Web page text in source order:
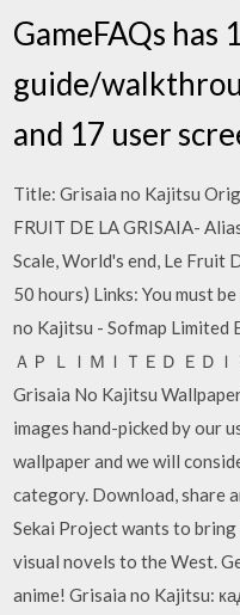
GameFAQs has
guide/
and 17 user
Title: Grisaia no Kajitsu
FRUIT DE LA GRISAIA-
Scale, World's end, Le Fruit
50 hours) Links: You must
no Kajitsu - Sofmap Limited
ＡＰ ＬＩＭＩＴＥＤ ＥＤ
Grisaia No Kajitsu
images hand-picked by our
wallpaper and we will
category. Download, share
Sekai Project wants to
visual novels to the West.
anime! Grisaia no Kajitsu: